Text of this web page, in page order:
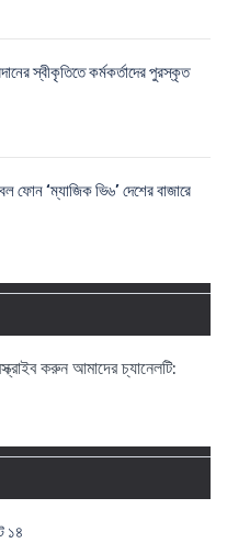
স্বীকৃতিতে কর্মকর্তাদের পুরস্কৃত
ফোন ‘ম্যাজিক ভি৬’ দেশের বাজারে
করুন আমাদের চ্যানেলটি:
১৪